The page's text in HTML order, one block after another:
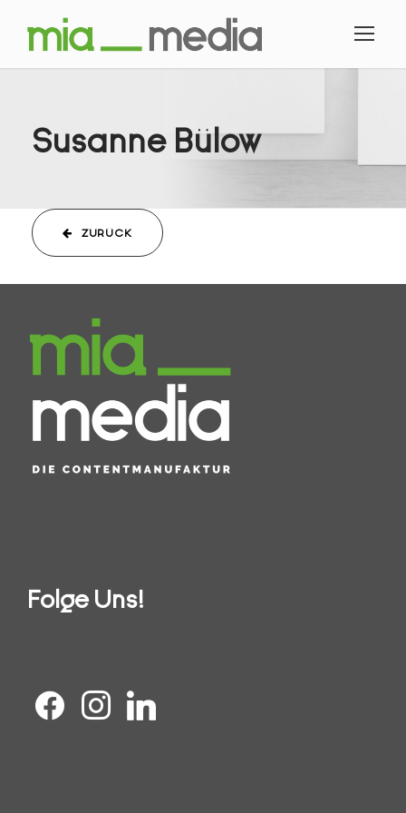
Susanne Bülow
ZURÜCK
Folge Uns!